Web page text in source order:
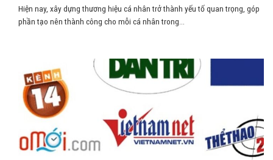
Hiện nay, xây dựng thương hiệu cá nhân trở thành yếu tố quan trọng, góp
phần tạo nên thành công cho mỗi cá nhân trong...